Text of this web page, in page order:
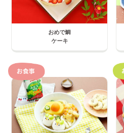
おめで鯛
ケーキ